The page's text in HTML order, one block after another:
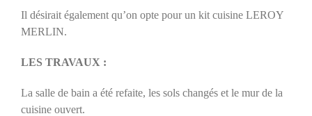
Il désirait également qu’on opte pour un kit cuisine LEROY
MERLIN.
LES TRAVAUX :
La salle de bain a été refaite, les sols changés et le mur de la
cuisine ouvert.